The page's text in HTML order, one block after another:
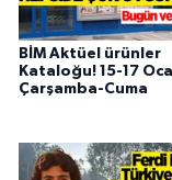
BİM Aktüel ürünler
Kataloğu! 15-17
Çarşamba-Cuma